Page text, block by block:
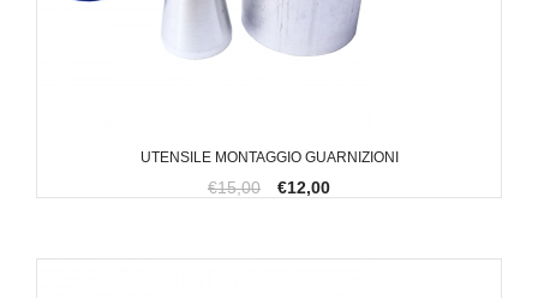
UTENSILE MONTAGGIO GUARNIZIONI
€15,00 €12,00